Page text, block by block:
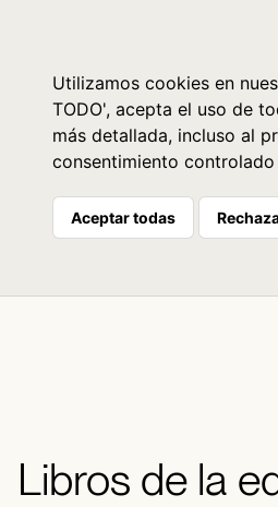
Utilizamos cookies en
TODO', acepta el uso de
más detallada, incluso al
consentimiento controlado
Aceptar todas
Libros de la